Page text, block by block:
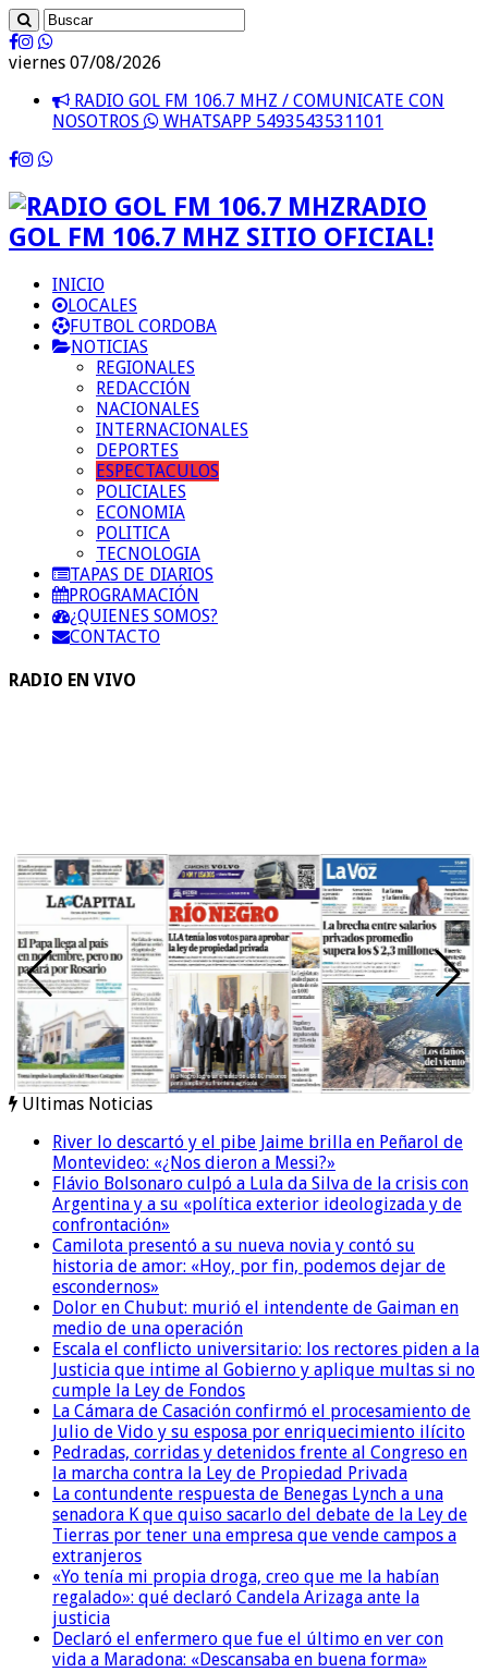
viernes 07/08/2026
RADIO GOL FM 106.7 MHZ / COMUNICATE CON
NOSOTROS
WHATSAPP 5493543531101
RADIO
GOL FM 106.7 MHZ SITIO OFICIAL!
INICIO
LOCALES
FUTBOL CORDOBA
NOTICIAS
REGIONALES
REDACCIÓN
NACIONALES
INTERNACIONALES
DEPORTES
ESPECTACULOS
POLICIALES
ECONOMIA
POLITICA
TECNOLOGIA
TAPAS DE DIARIOS
PROGRAMACIÓN
¿QUIENES SOMOS?
CONTACTO
RADIO EN VIVO
Ultimas Noticias
River lo descartó y el pibe Jaime brilla en Peñarol de
Montevideo: «¿Nos dieron a Messi?»
Flávio Bolsonaro culpó a Lula da Silva de la crisis con
Argentina y a su «política exterior ideologizada y de
confrontación»
Camilota presentó a su nueva novia y contó su
historia de amor: «Hoy, por fin, podemos dejar de
escondernos»
Dolor en Chubut: murió el intendente de Gaiman en
medio de una operación
Escala el conflicto universitario: los rectores piden a la
Justicia que intime al Gobierno y aplique multas si no
cumple la Ley de Fondos
La Cámara de Casación confirmó el procesamiento de
Julio de Vido y su esposa por enriquecimiento ilícito
Pedradas, corridas y detenidos frente al Congreso en
la marcha contra la Ley de Propiedad Privada
La contundente respuesta de Benegas Lynch a una
senadora K que quiso sacarlo del debate de la Ley de
Tierras por tener una empresa que vende campos a
extranjeros
«Yo tenía mi propia droga, creo que me la habían
regalado»: qué declaró Candela Arizaga ante la
justicia
Declaró el enfermero que fue el último en ver con
vida a Maradona: «Descansaba en buena forma»